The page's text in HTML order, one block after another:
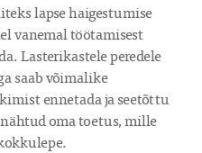
lapse haigestumise
vanemal töötamisest
Lasterikastele peredele
saab võimalike
ennetada ja seetõttu
oma toetus, mille